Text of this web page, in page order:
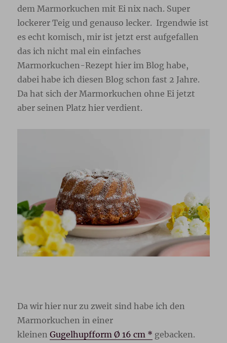
dem Marmorkuchen mit Ei nix nach. Super
lockerer Teig und genauso lecker. Irgendwie ist
es echt komisch, mir ist jetzt erst aufgefallen
das ich nicht mal ein einfaches
Marmorkuchen-Rezept hier im Blog habe,
dabei habe ich diesen Blog schon fast 2 Jahre.
Da hat sich der Marmorkuchen ohne Ei jetzt
aber seinen Platz hier verdient.
Da wir hier nur zu zweit sind habe ich den
Marmorkuchen in einer
kleinenGugelhupfform Ø 16 cm * gebacken.